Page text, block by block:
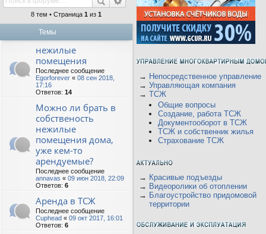
8 тем • Страница 1 из 1
Темы
нежилые
помещения
Последнее сообщение
Egorforever « 08 сен 2018,
17:16
Ответов: 14
Можно ли брать в
собственость
нежилые
помещения дома,
уже кем-то
арендуемые?
Последнее сообщение
annavas « 09 июн 2018, 22:09
Ответов: 6
Аренда в ТСЖ
Последнее сообщение
Cuphead « 09 окт 2017, 16:01
Ответов: 6
→ Непосредственное управление
→ Управляющая компания
→ ТСЖ
Общие вопросы
Создание, работа ТСЖ
Документооборот в ТСЖ
ТСЖ и собственник жилья
Страхование ТСЖ
→ Красивые подъезды
→ Видеоролики об отоплении
→ Благоустройство придомовой
территории